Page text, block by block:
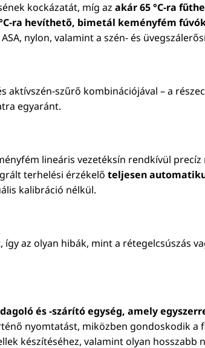
kockázatát, míg az akár 65 °C-ra
ra hevíthető, bimetál keményfém
nylon, valamint a szén- és
aktívszén-szűrő kombinációjával – a
egyaránt.
lineáris vezetéksín rendkívül
terhelési érzékelő teljesen
kalibráció nélkül.
az olyan hibák, mint a rétegelcsúszás
és -szárító egység, amely
nyomtatást, miközben gondoskodik a
készítéséhez, valamint olyan hosszabb